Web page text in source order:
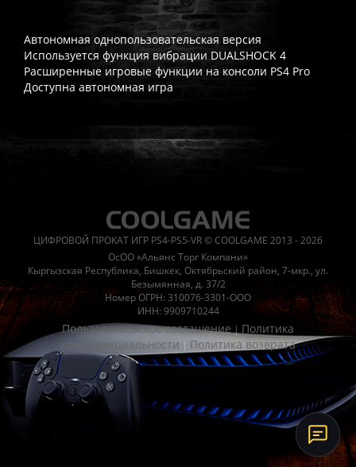
Автономная однопользовательская версия
Используется функция вибрации DUALSHOCK 4
Расширенные игровые функции на консоли PS4 Pro
Доступна автономная игра
Часто спрашивают
Работает ли русский язык? Если локализация игры для
Что если игра не запускается?Свяжитесь с нашей
Есть ли поддержка после покупки?Да, наша поддержка
ЦИФРОВОЙ ПРОКАТ ИГР PS4-PS5-VR © COOLGAME 2013 - 2026
ОсОО «Альянс Торг Компани»
Кыргызская Республика, Бишкек, Октябрьский район, 7-мкр., ул.
Безымянная, д. 37/2
Номер ОГРН: 310076-3301-ООО
ИНН: 9909710244
Пользовательское соглашение| Политика
конфиденциальности | Политика возврата